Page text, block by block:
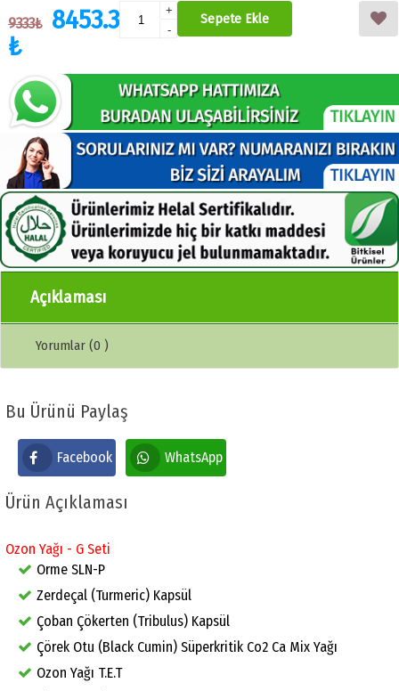
9333₺ 8453.3
₺
+
-
Sepete Ekle
Açıklaması
Yorumlar (0 )
Bu Ürünü Paylaş
Facebook WhatsApp
Ürün Açıklaması
Ozon Yağı - G Seti
Orme SLN-P
Zerdeçal (Turmeric) Kapsül
Çoban Çökerten (Tribulus) Kapsül
Çörek Otu (Black Cumin) Süperkritik Co2 Ca Mix Yağı
Ozon Yağı T.E.T